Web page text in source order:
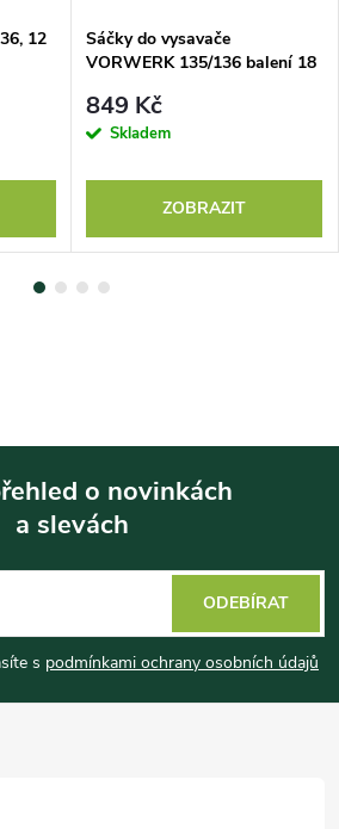
12
Sáčky do vysavače
VORWERK 135/136 balení 18
849 Kč
Skladem
ZOBRAZIT
o novinkách
a slevách
s podmínkami ochrany osobních údajů
ODEBÍRAT